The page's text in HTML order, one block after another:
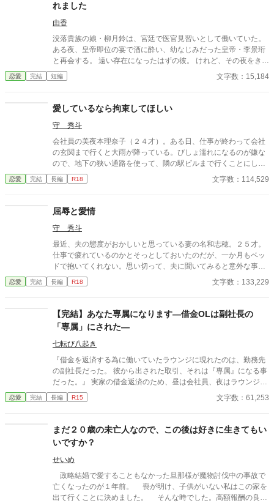
れました
由香
没落貴族の娘・柳月鈴は、宮廷で医官見習いとして働いていた。
ある夜、皇帝即位の宴で酒に酔い、幼なじみだった皇帝・李景珩
と再会する。 遠い存在になったはずの彼。 けれど、その夜をきっ
かけに月鈴の運命は大きく動き出す。 冷酷と恐れられる皇帝が、
なぜか彼女だけには甘すぎて――。
恋愛 完結 短編 文字数：15,184
愛しているなら拘束してほしい
守 秀斗
会社員の美夜本理奈子（２４才）。ある日、仕事が終わって会社
の玄関まで行くと大雨が降っている。びしょ濡れになるのが嫌な
ので、地下の狭い通路を使って、隣の駅ビルまで行くことにし
た。すると、途中の部屋でいかがわしい行為をしている二人の男
女を見てしまうのだが……。
恋愛 完結 長編 R18 文字数：114,529
屈辱と愛情
守 秀斗
最近、夫の態度がおかしいと思っている妻の名和志穂。２５才。
仕事で疲れているのかとそっとしておいたのだが、一か月もベッ
ドで抱いてくれない。思い切って、夫に聞いてみると意外な事を
言われてしまうのだが……。
恋愛 完結 長編 R18 文字数：133,229
【完結】あなた専属になります―借金OLは副社長の
「専属」にされた―
七転び八起き
『借金を返済する為に働いていたラウンジに現れたのは、勤務先
の副社長だった。 彼から出された取引、それは『専属』になる事
だった。』 実家の借金返済のため、昼は会社員、夜はラウンジ嬢
として働く優美。 ある夜、一人でグラスを傾ける謎めいた男性客
に指名される。 口数は少ないけれど、なぜか心に残る人だった。
たのは、なんと店に来た彼で、勤務先の副社長の河内だった。
「俺専属の嬢になって欲しい」 ラウンジで働いている事を秘密に
する代わりに出された取引。 突然の取引提案に戸惑う優美。 しか
し借金に追われる現状では、断る選択肢はなかった。 恋愛経験ゼ
ロの優美と、完璧に見えて不器用な副社長。 立場も境遇も違う二
人が紡ぐラブストーリー。
恋愛 完結 長編 R15 文字数：61,253
まだ２０歳の未亡人なので、この後は好きに生きてもい
いですか？
せいめ
政略結婚で愛することもなかった旦那様が魔物討伐中の事故で
亡くなったのが１年前。 喪が明け、子供がいない私はこの家を
出て行くことに決めました。 そんな時でした。高額報酬の良い